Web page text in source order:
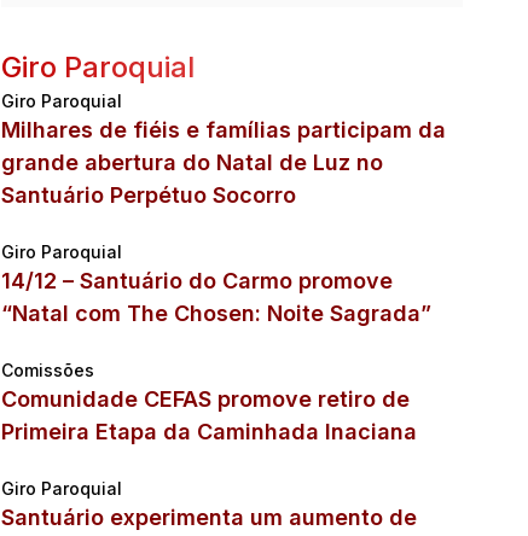
Giro Paroquial
Giro Paroquial
Milhares de fiéis e famílias participam da
grande abertura do Natal de Luz no
Santuário Perpétuo Socorro
Giro Paroquial
14/12 – Santuário do Carmo promove
“Natal com The Chosen: Noite Sagrada”
Comissões
Comunidade CEFAS promove retiro de
Primeira Etapa da Caminhada Inaciana
Giro Paroquial
Santuário experimenta um aumento de